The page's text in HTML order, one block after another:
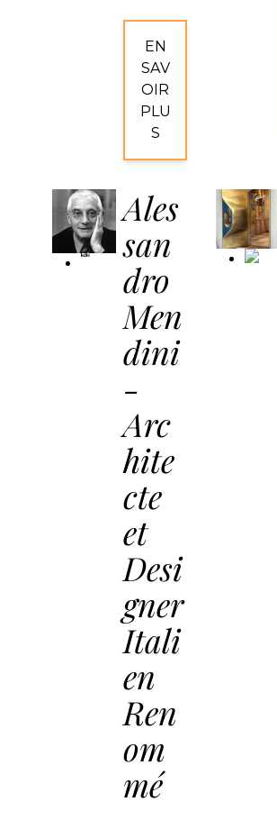
EN
SAV
OIR
PLU
S
Kundalini
Ales
san
dro
Men
dini
-
Arc
hite
cte
et
Desi
gner
Itali
en
Ren
om
mé